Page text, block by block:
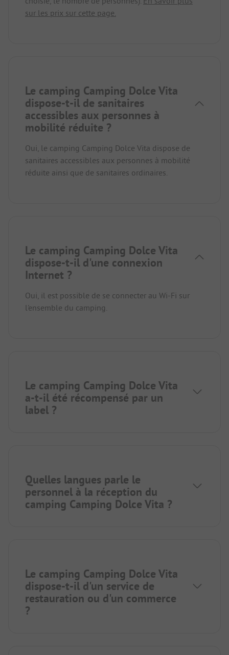
sur les prix sur cette page.
Le camping Camping Dolce Vita
dispose-t-il de sanitaires
accessibles aux personnes à
mobilité réduite ?
Oui, le camping Camping Dolce Vita dispose de
sanitaires accessibles aux personnes à mobilité
réduite ainsi que de sanitaires ordinaires.
Le camping Camping Dolce Vita
dispose-t-il d'une connexion
Internet ?
Oui, il est possible de se connecter au Wi-Fi sur
l'ensemble du camping.
Le camping Camping Dolce Vita
a-t-il été récompensé par un
label ?
Quelles langues parle le
personnel à la réception du
camping Camping Dolce Vita ?
Le camping Camping Dolce Vita
dispose-t-il d'un service de
restauration ou d'un commerce
?